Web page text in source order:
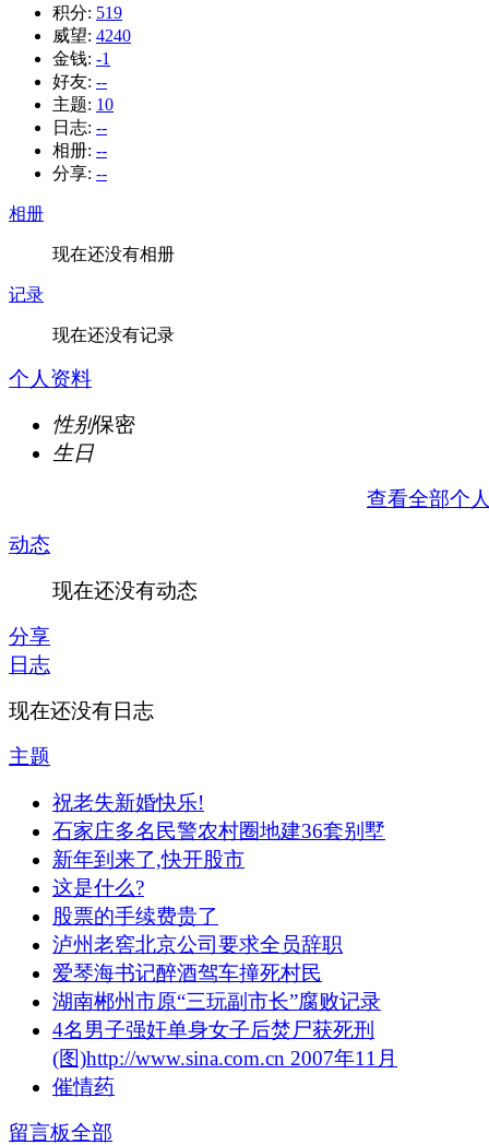
积分: 519
威望: 4240
金钱: -1
好友: --
主题: 10
日志: --
相册: --
分享: --
相册
现在还没有相册
记录
现在还没有记录
个人资料
性别保密
生日
查看全部个
动态
现在还没有动态
分享
日志
现在还没有日志
主题
祝老失新婚快乐!
石家庄多名民警农村圈地建36套别墅
新年到来了,快开股市
这是什么?
股票的手续费贵了
泸州老窖北京公司要求全员辞职
爱琴海书记醉酒驾车撞死村民
湖南郴州市原“三玩副市长”腐败记录
4名男子强奸单身女子后焚尸获死刑
(图)http://www.sina.com.cn 2007年11月
催情药
留言板全部